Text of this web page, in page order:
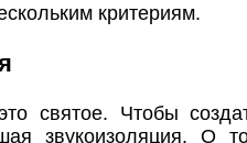
критериям.
святое. Чтобы
звукоизоляция. О